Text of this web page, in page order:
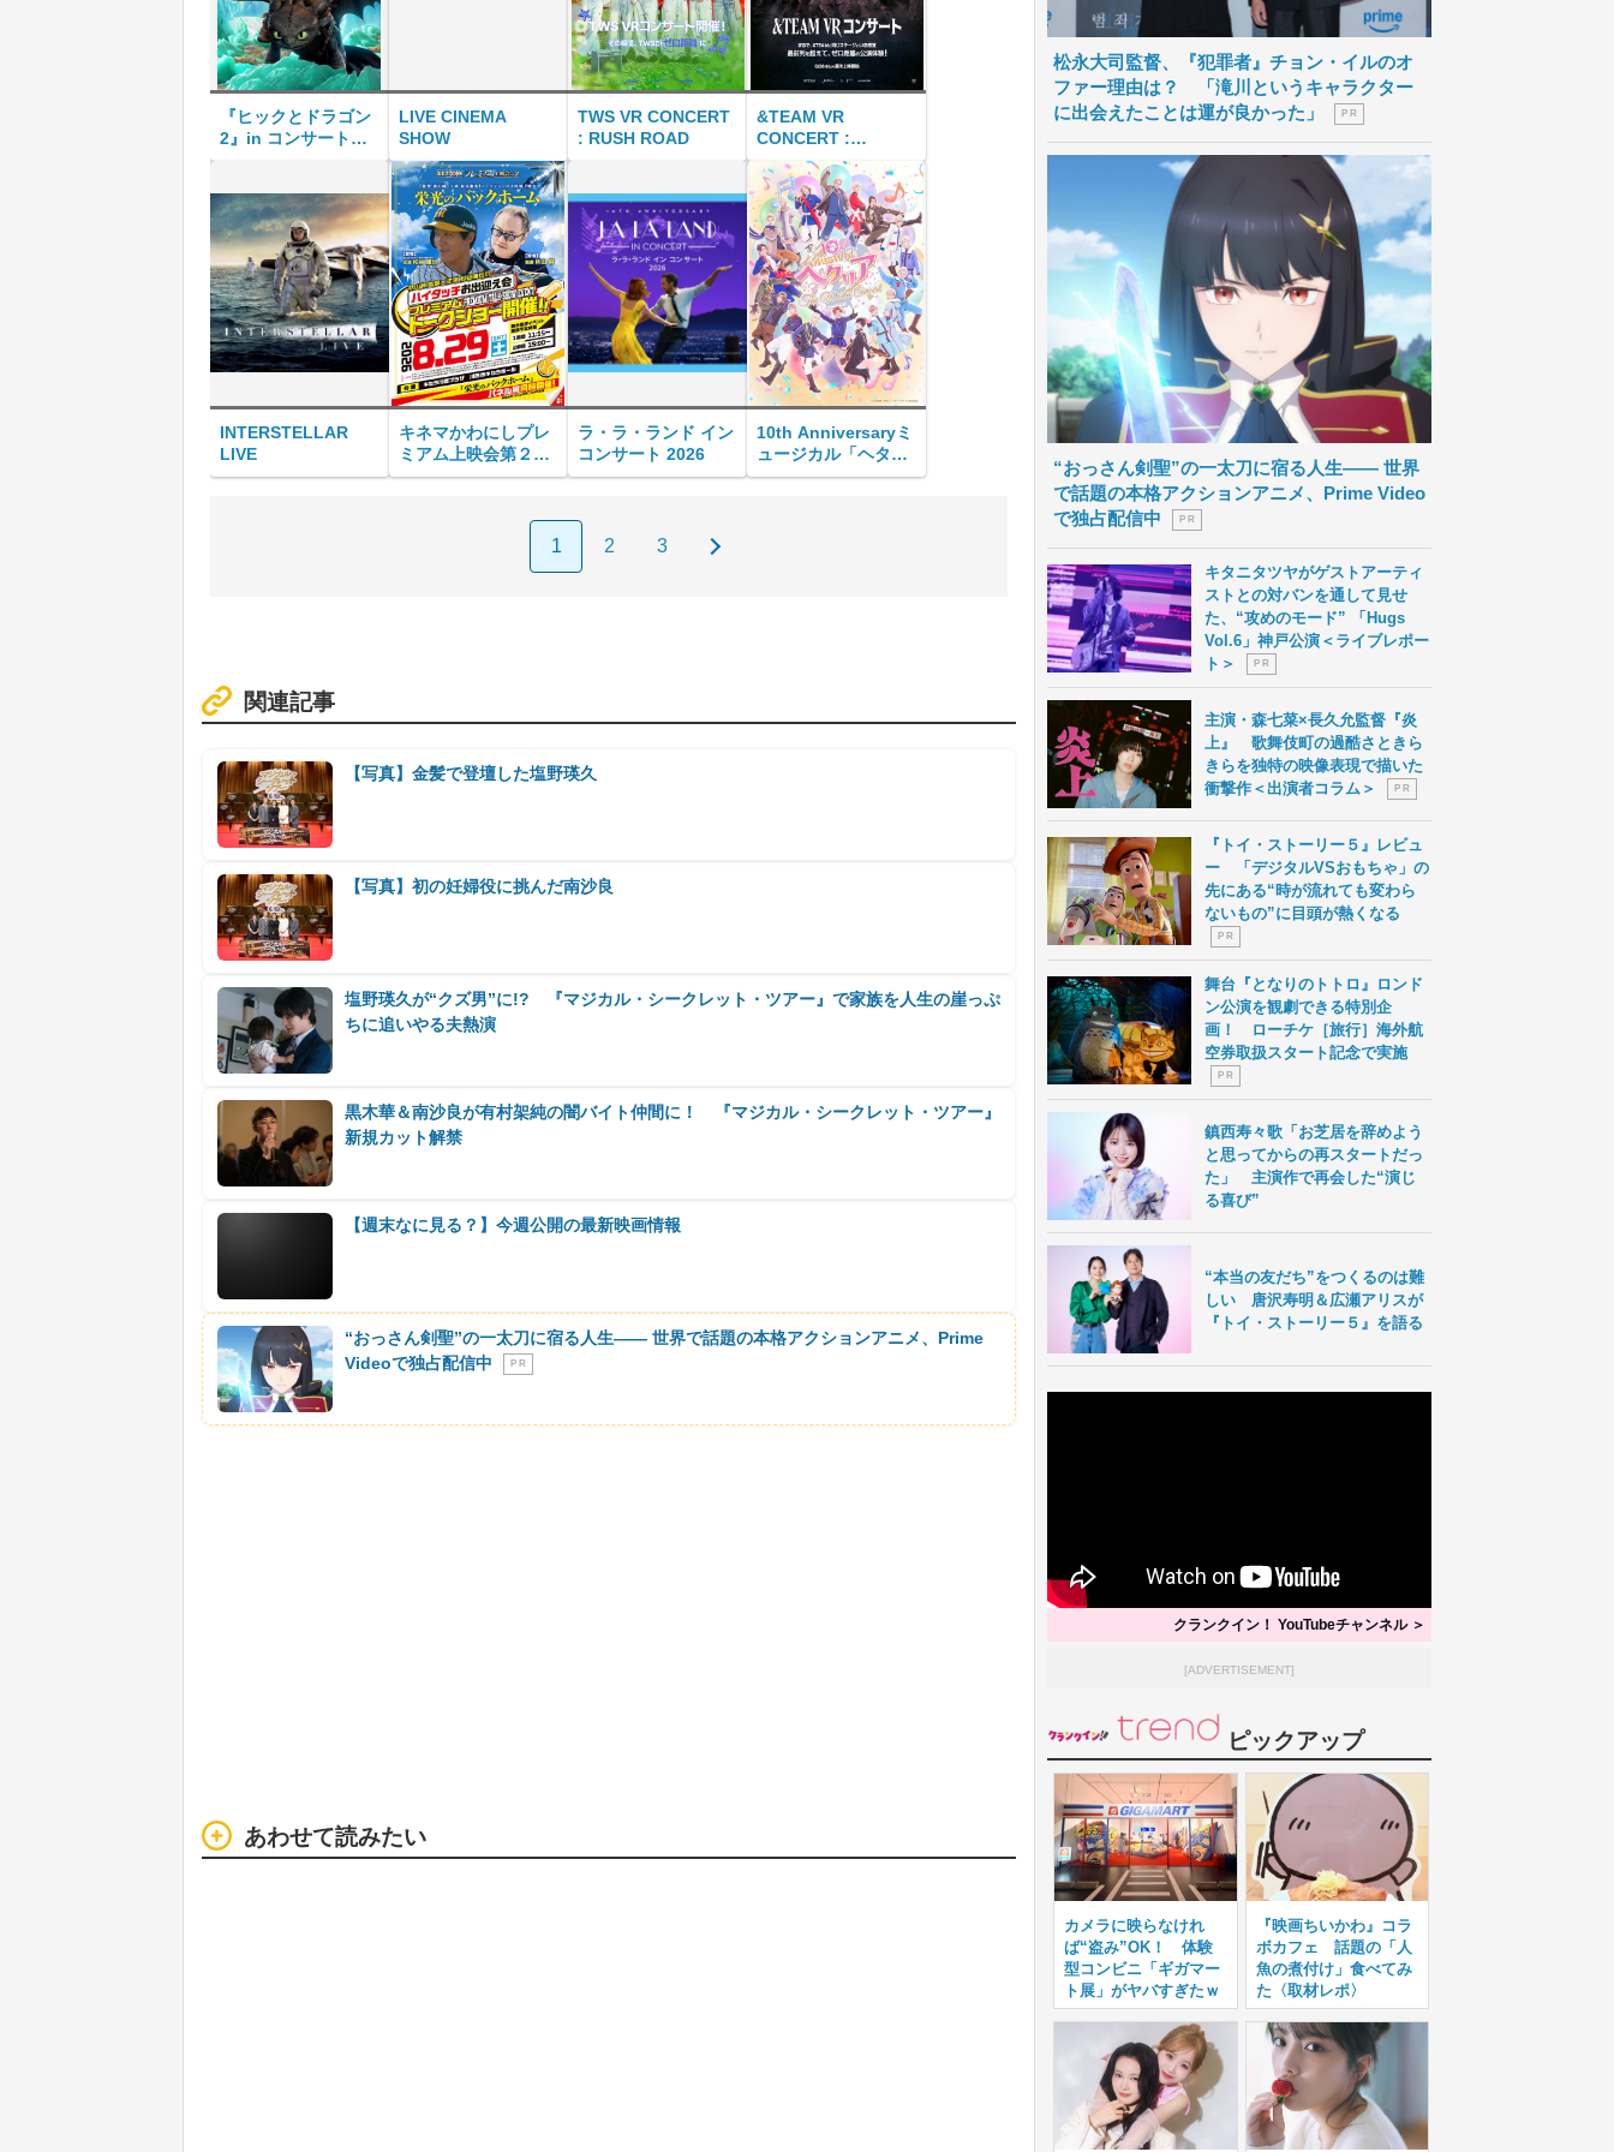
『ヒックとドラゴン
2』in コンサート＜
LIVE CINEMA
SHOW
TWS VR CONCERT
: RUSH ROAD
&TEAM VR
CONCERT :
BOUNDLESS
INTERSTELLAR
LIVE
キネマかわにしプレ
ミアム上映会第２
弾 栄光のバックホ
ラ・ラ・ランド イン
コンサート 2026
10th Anniversaryミ
ュージカル「ヘタリ
ア～The World
1 2 3
関連記事
【写真】金髪で登壇した塩野瑛久
【写真】初の妊婦役に挑んだ南沙良
塩野瑛久が“クズ男”に!? 『マジカル・シークレット・ツアー』で家族を人生の崖っぷ
ちに追いやる夫熱演
黒木華＆南沙良が有村架純の闇バイト仲間に！ 『マジカル・シークレット・ツアー』
新規カット解禁
【週末なに見る？】今週公開の最新映画情報
“おっさん剣聖”の一太刀に宿る人生―― 世界で話題の本格アクションアニメ、Prime
Videoで独占配信中
P R
あわせて読みたい
松永大司監督、『犯罪者』チョン・イルのオ
ファー理由は？ 「滝川というキャラクター
に出会えたことは運が良かった」
P R
“おっさん剣聖”の一太刀に宿る人生―― 世界
で話題の本格アクションアニメ、Prime Video
で独占配信中
P R
キタニタツヤがゲストアーティ
ストとの対バンを通して見せ
た、“攻めのモード” 「Hugs
Vol.6」神戸公演＜ライブレポー
ト＞
P R
主演・森七菜×長久允監督『炎
上』 歌舞伎町の過酷さときら
きらを独特の映像表現で描いた
衝撃作＜出演者コラム＞
P R
『トイ・ストーリー５』レビュ
ー 「デジタルVSおもちゃ」の
先にある“時が流れても変わら
ないもの”に目頭が熱くなる
P R
舞台『となりのトトロ』ロンド
ン公演を観劇できる特別企
画！ ローチケ［旅行］海外航
空券取扱スタート記念で実施
P R
鎮西寿々歌「お芝居を辞めよう
と思ってからの再スタートだっ
た」 主演作で再会した“演じ
る喜び”
“本当の友だち”をつくるのは難
しい 唐沢寿明＆広瀬アリスが
『トイ・ストーリー５』を語る
クランクイン！ YouTubeチャンネル ＞
[ADVERTISEMENT]
ピックアップ
カメラに映らなけれ
ば“盗み”OK！ 体験
型コンビニ「ギガマー
ト展」がヤバすぎたｗ
『映画ちいかわ』コラ
ボカフェ 話題の「人
魚の煮付け」食べてみ
た〈取材レポ〉